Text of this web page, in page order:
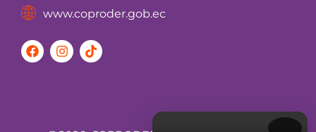
www.coproder.gob.ec
F
a
I
n
T
i